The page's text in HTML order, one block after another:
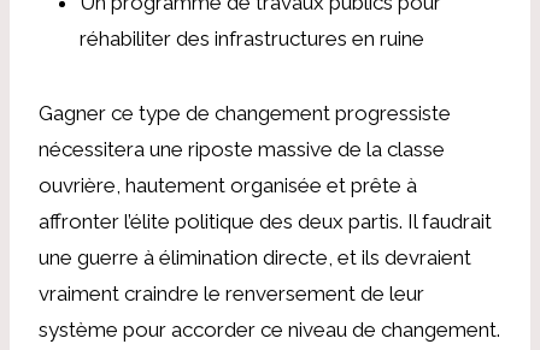
réhabiliter des infrastructures en ruine
Gagner ce type de changement progressiste
nécessitera une riposte massive de la classe
ouvrière, hautement organisée et prête à
affronter l’élite politique des deux partis. Il faudrait
une guerre à élimination directe, et ils devraient
vraiment craindre le renversement de leur
système pour accorder ce niveau de changement.